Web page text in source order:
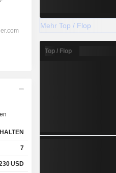
HALTEN
7
USD
Mehr Top / Flop
Top / Flop